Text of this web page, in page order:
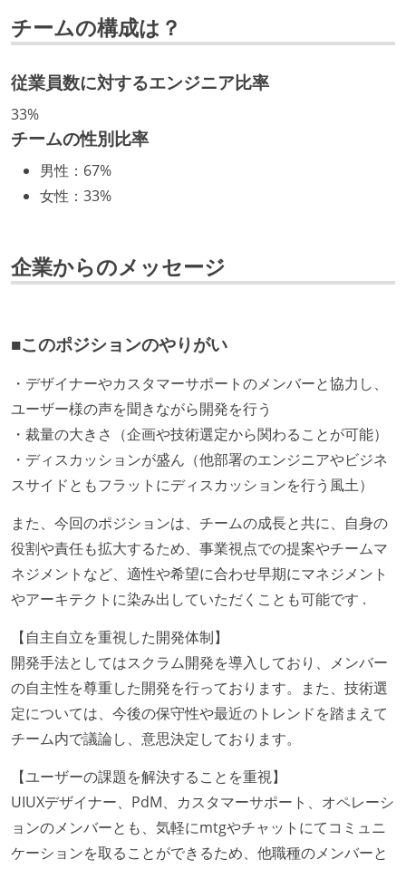
その他
kotlin-coroutines
claudecode
cloud9
など、キャリア形成を目的とした職域を超えての積極
的な異動が推奨され、実施されている
年収800万円以上のエンジニアに、マネジメントの役
技術カルチャー
エンジニアが自発的に外部のイベントやカンファレン
スに登壇している
Slack等で、最新技術の良し悪しをメンバーがよく会話
開発メンバーの裁量
設計・実装から運用までを同じ開発チームが担い、フ
ロントエンド、バックエンド、インフラといった役割
の境界を超えて、個人が必要な範囲にまで染み出して
いく姿勢が根付いている
ユーザーのニーズや課題を理解するために、開発チー
る
1年以内に、技術負債を解消するためのプロジェクト
や、古くなったツールのリプレイスプロジェクトがボ
トムアップで実施されたことがある
OS やエディタ、IDE といった個人の環境は、各自の責
任で好きなものを使うことができる
企画を決定する場に、実装を担当する開発メンバーが
参加している
タスクの見積もりは、実装を担当するメンバーが中心
全体のスケジュール管理は、途中の成果を随時確認し
ながら、納期または盛り込む機能を柔軟に調整する形
で行う
チームの構成は？
従業員数に対するエンジニア比率
33%
チームの性別比率
男性 ： 67%
女性 ： 33%
企業からのメッセージ
■このポジションのやりがい
・デザイナーやカスタマーサポートのメンバーと協力し、
ユーザー様の声を聞きながら開発を行う
・裁量の大きさ（企画や技術選定から関わることが可能）
・ディスカッションが盛ん（他部署のエンジニアやビジネ
スサイドともフラットにディスカッションを行う風土）
また、今回のポジションは、チームの成長と共に、自身の
役割や責任も拡大するため、事業視点での提案やチームマ
ネジメントなど、適性や希望に合わせ早期にマネジメント
やアーキテクトに染み出していただくことも可能です .
【自主自立を重視した開発体制】
開発手法としてはスクラム開発を導入しており、メンバー
の自主性を尊重した開発を行っております。また、技術選
定については、今後の保守性や最近のトレンドを踏まえて
チーム内で議論し、意思決定しております。
【ユーザーの課題を解決することを重視】
UIUXデザイナー、PdM、カスタマーサポート、オペレーシ
ョンのメンバーとも、気軽にmtgやチャットにてコミュニ
ケーションを取ることができるため、他職種のメンバーと